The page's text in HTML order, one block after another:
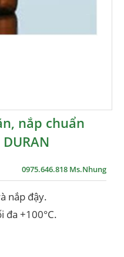
nắp chuẩn
0975.646.818 Ms.Nhung
nắp đậy.
đa +100°C.